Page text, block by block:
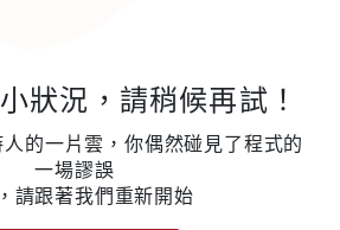
狀況，請稍候再試！
的一片雲，你偶然碰見了程式的
一場謬誤
請跟著我們重新開始